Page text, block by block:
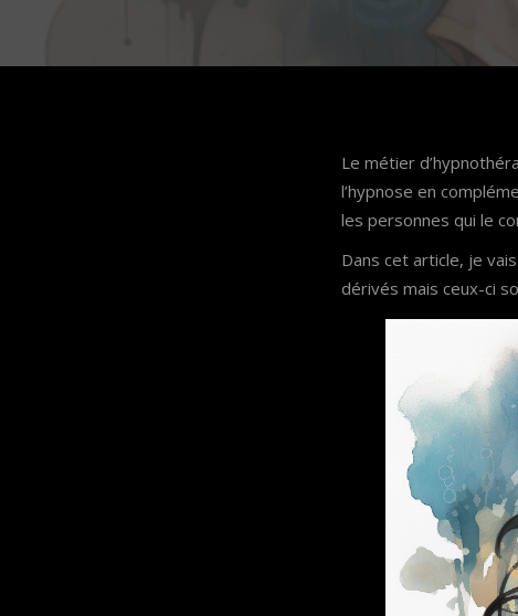
Le métier
l’hypnose en
les personnes qui le
Dans cet article, je
dérivés mais ceux-ci